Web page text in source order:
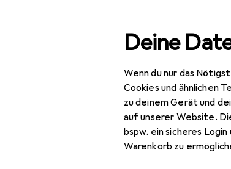
Deine
Wenn du nur das
Cookies und ähnlichen
zu deinem Gerät und
auf unserer Website.
bspw. ein sicheres
Warenkorb zu
Navigation nach Kategorien